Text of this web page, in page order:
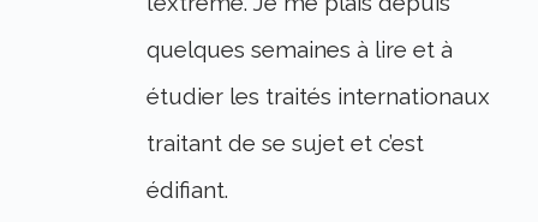
quelques semaines à lire et à
étudier les traités internationaux
traitant de se sujet et c’est
édifiant.